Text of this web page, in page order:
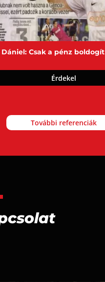
Dániel: Csak a pénz boldogít
Érdekel
További referenciák